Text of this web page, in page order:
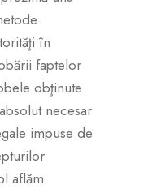
în
faptelor
obţinute
necesar
impuse de
aflăm